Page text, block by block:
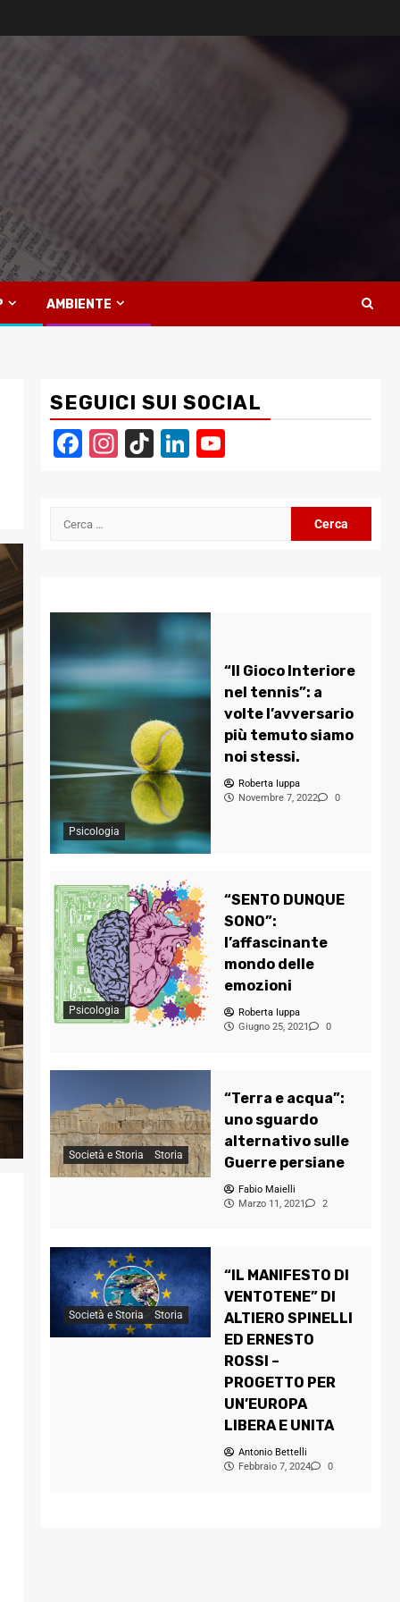
AMBIENTE
SEGUICI SUI SOCIAL
Facebook
Instagram
TikTokLinkedIn
Ricerca
Psicologia
“Il Gioco Interiore
nel tennis”: a
volte l’avversario
più temuto siamo
noi stessi.
Roberta Iuppa
Novembre 7, 2022
0
Psicologia
“SENTO DUNQUE
SONO”:
l’affascinante
mondo delle
emozioni
Roberta Iuppa
Giugno 25, 2021
0
Società e Storia Storia
“Terra e acqua”:
uno sguardo
alternativo sulle
Guerre persiane
Fabio Maielli
Marzo 11, 2021
2
Società e Storia Storia
“IL MANIFESTO DI
VENTOTENE” DI
ALTIERO SPINELLI
ED ERNESTO
ROSSI –
PROGETTO PER
UN’EUROPA
LIBERA E UNITA
Antonio Bettelli
Febbraio 7, 2024
0